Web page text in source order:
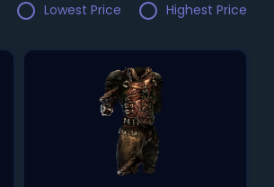
Lowest Price Highest Price